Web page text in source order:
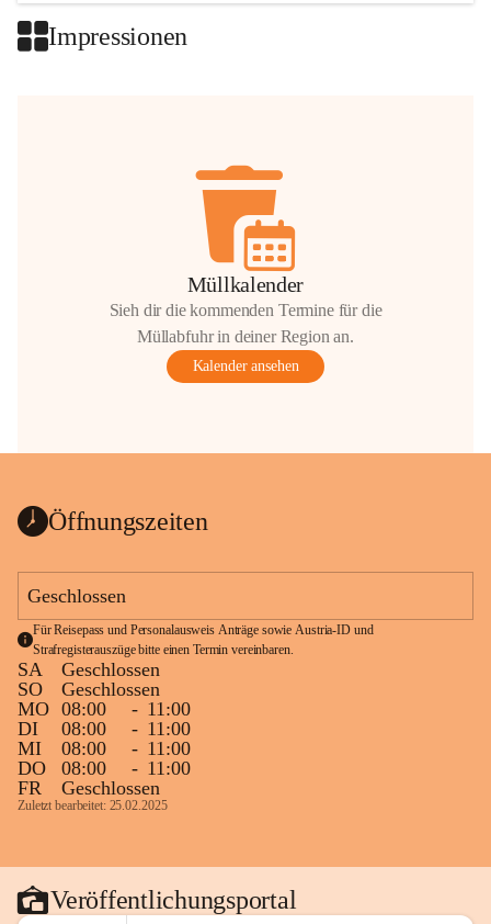
Impressionen
Müllkalender
Sieh dir die kommenden Termine für die
Müllabfuhr in deiner Region an.
Kalender ansehen
Öffnungszeiten
Geschlossen
Für Reisepass und Personalausweis Anträge sowie Austria-ID und
Strafregisterauszüge bitte einen Termin vereinbaren.
SA
Geschlossen
SO
Geschlossen
MO 08:00 - 11:00
DI
08:00 - 11:00
MI
08:00 - 11:00
DO
08:00 - 11:00
FR
Geschlossen
Zuletzt bearbeitet: 25.02.2025
Veröffentlichungsportal